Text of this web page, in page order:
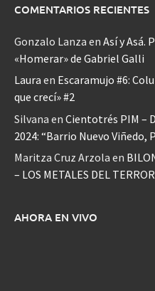
COMENTARIOS RECIENTES
Gonzalo Lanza en Así y Asá.
«Homerar» de Gabriel Galli
Laura en Escaramujo #6:
que crecí» #2
Silvana en Cientotrés PIM –
2024: “Barrio Nuevo Viñedo,
Maritza Cruz Arzola en
– LOS METALES DEL
AHORA EN VIVO